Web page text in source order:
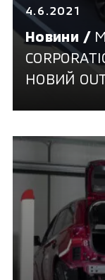
4.6.2021
Новини /
НОВИЙ